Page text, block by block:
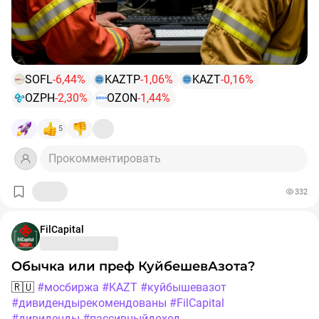
#SOFLпоследняя отсечка участников обмена ГДР
Noventiq в рамках 3 этапа
Котировки валют:
Доллар - 79,75₽
Евро - 91,3₽
Юань - 11,09₽
📰
санкций против России:
- запретить все сделки с «Роснефтью» и «Газпром
нефтью».
- ввести санкции в отношении еще 118 судов.
- ввести ограничения в отношении криптовалютных
платформ.
SOFL-6,44% KAZTP-1,06% KAZT-0,16%
OZPH-2,30% OZON-1,44%
5
Прокомментировать
332
FilCapital
Обычка или преф КуйбешевАзота?
#мосбиржа #KAZT #куйбышевазот
#дивидендырекомендованы #FilCapital